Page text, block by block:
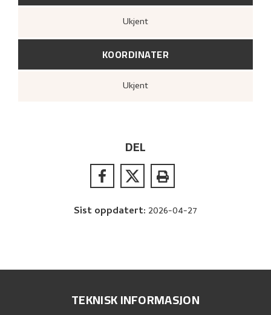
Ukjent
KOORDINATER
Ukjent
DEL
Sist oppdatert: 2026-04-27
TEKNISK INFORMASJON